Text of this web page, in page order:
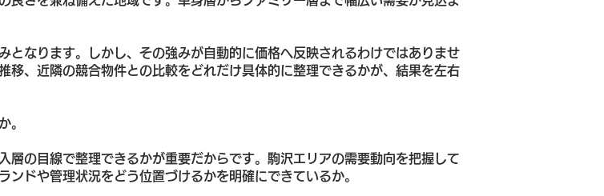
となります。しかし、その強みが自動的に価格へ反映されるわけではありませ
移、近隣の競合物件との比較をどれだけ具体的に整理できるかが、結果を左右
。
層の目線で整理できるかが重要だからです。駒沢エリアの需要動向を把握して
ドや管理状況をどう位置づけるかを明確にできているか。